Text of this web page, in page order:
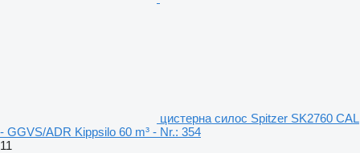
цистерна силос Spitzer SK2760 CAL
- GGVS/ADR Kippsilo 60 m³ - Nr.: 354
11